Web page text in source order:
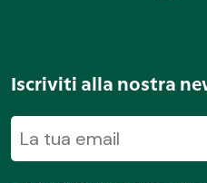
Iscriviti alla nostra